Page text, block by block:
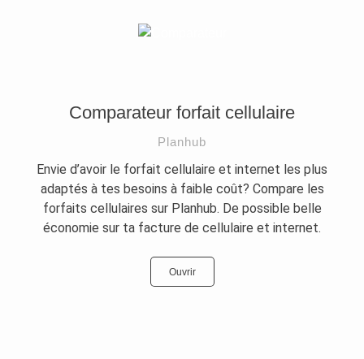
Comparateur forfait cellulaire
Planhub
Envie d’avoir le forfait cellulaire et internet les plus
adaptés à tes besoins à faible coût? Compare les
forfaits cellulaires sur Planhub. De possible belle
économie sur ta facture de cellulaire et internet.
Ouvrir